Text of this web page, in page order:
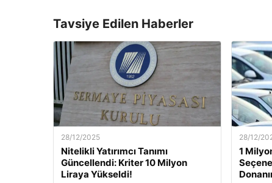
Tavsiye Edilen Haberler
28/12/2025
Nitelikli Yatırımcı Tanımı
Güncellendi: Kriter 10 Milyon
Liraya Yükseldi!
28/12/
1